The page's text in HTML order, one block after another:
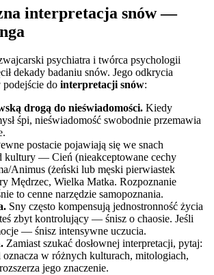
interpretacja snów —
psychiatra i twórca psychologii
dekady badaniu snów. Jego odkrycia
do interpretacji snów:
drogą do nieświadomości. Kiedy
śpi, nieświadomość swobodnie przemawia
postacie pojawiają się we snach
kultury — Cień (nieakceptowane cechy
Animus (żeński lub męski pierwiastek
Mędrzec, Wielka Matka. Rozpoznanie
to cenne narzędzie samopoznania.
Sny często kompensują jednostronność życia
zbyt kontrolujący — śnisz o chaosie. Jeśli
— śnisz intensywne uczucia.
Zamiast szukać dosłownej interpretacji, pytaj:
oznacza w różnych kulturach, mitologiach,
jego znaczenie.